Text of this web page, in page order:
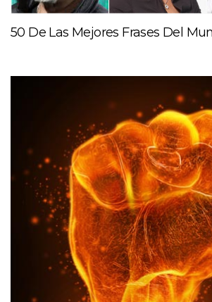
50 De Las Mejores Frases Del